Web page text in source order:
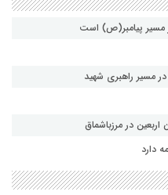
مسیر پیامبر(ص) است
مسیر راهبری شهید
در مرزباشماق